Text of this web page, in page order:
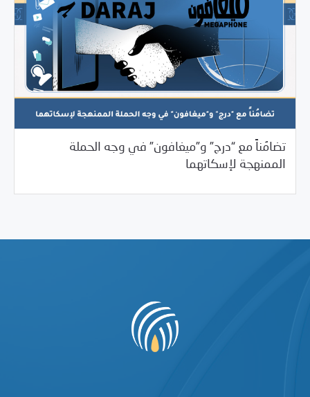
تضامُناً مع “درج” و”ميغافون” في وجه الحملة
الممنهجة لإسكاتهما
04/02/2025 بيانات المركز